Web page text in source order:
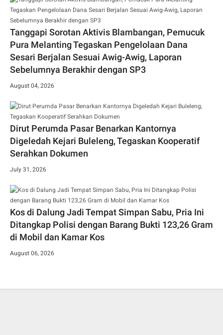
Tanggapi Sorotan Aktivis Blambangan, Pemucuk
Pura Melanting Tegaskan Pengelolaan Dana
Sesari Berjalan Sesuai Awig-Awig, Laporan
Sebelumnya Berakhir dengan SP3
August 04, 2026
Dirut Perumda Pasar Benarkan Kantornya
Digeledah Kejari Buleleng, Tegaskan Kooperatif
Serahkan Dokumen
July 31, 2026
Kos di Dalung Jadi Tempat Simpan Sabu, Pria Ini
Ditangkap Polisi dengan Barang Bukti 123,26 Gram
di Mobil dan Kamar Kos
August 06, 2026